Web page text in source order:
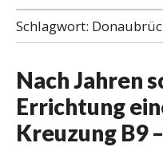
Schlagwort:
Nach Jahren
Errichtung
Kreuzung B9